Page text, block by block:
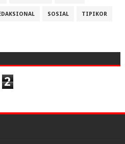
SOSIAL TIPIKOR
2